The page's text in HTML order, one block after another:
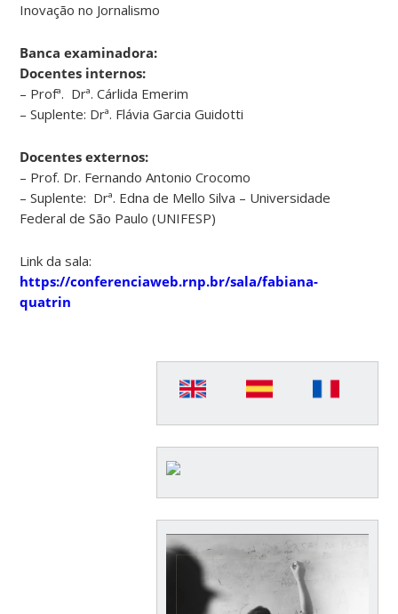
Inovação no Jornalismo
Banca examinadora:
Docentes internos:
– Profª. Drª. Cárlida Emerim
– Suplente: Drª. Flávia Garcia Guidotti
Docentes externos:
– Prof. Dr. Fernando Antonio Crocomo
– Suplente: Drª. Edna de Mello Silva – Universidade
Federal de São Paulo (UNIFESP)
Link da sala:
https://conferenciaweb.rnp.br/sala/fabiana-
quatrin